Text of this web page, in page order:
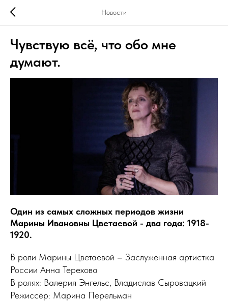
Новости
Чувствую всё, что обо мне
думают.
Один из самых сложных периодов жизни
Марины Ивановны Цветаевой - два года: 1918-
1920.
В роли Марины Цветаевой – Заслуженная артистка
России Анна Терехова
В ролях: Валерия Энгельс, Владислав Сыровацкий
Режиссёр: Марина Перельман